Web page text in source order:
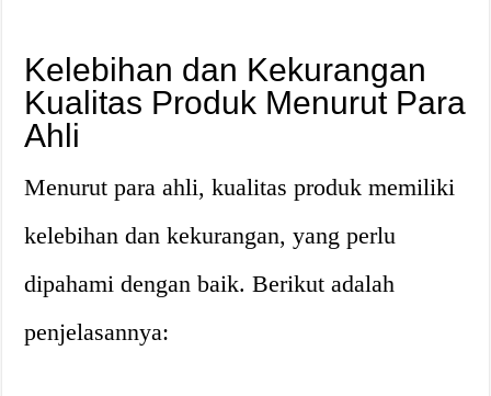
Kelebihan dan Kekurangan
Kualitas Produk Menurut Para
Ahli
Menurut para ahli, kualitas produk memiliki
kelebihan dan kekurangan, yang perlu
dipahami dengan baik. Berikut adalah
penjelasannya: